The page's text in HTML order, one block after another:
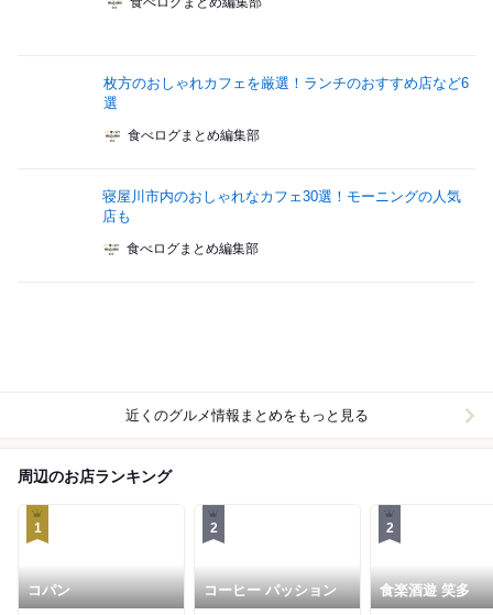
枚方のおしゃれカフェを厳選！ランチのおすすめ店など6
選
食べログまとめ編集部
寝屋川市内のおしゃれなカフェ30選！モーニングの人気
店も
食べログまとめ編集部
近くのグルメ情報まとめをもっと見る
周辺のお店ランキング
1
コパン
2
コーヒー パッション
2
食楽酒遊 笑多